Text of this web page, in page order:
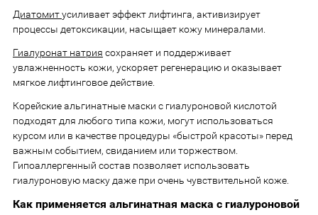
Диатомитусиливает эффект лифтинга, активизирует
процессы детоксикации, насыщает кожу минералами.
Гиалуронат натрия сохраняет и поддерживает
увлажненность кожи, ускоряет регенерацию и оказывает
мягкое лифтинговое действие.
Корейские альгинатные маски с гиалуроновой кислотой
подходят для любого типа кожи, могут использоваться
курсом или в качестве процедуры «быстрой красоты» перед
важным событием, свиданием или торжеством.
Гипоаллергенный состав позволяет использовать
гиалуроновую маску даже при очень чувствительной коже.
Как применяется альгинатная маска с гиалуроновой